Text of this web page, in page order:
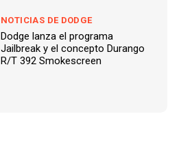
NOTICIAS DE DODGE
Dodge lanza el programa
Jailbreak y el concepto Durango
R/T 392 Smokescreen